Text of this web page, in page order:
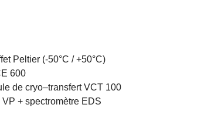
Peltier (-50°C / +50°C)
600
de cryo–transfert VCT 100
+ spectromètre EDS